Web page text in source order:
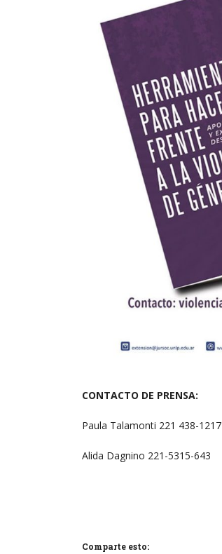
CONTACTO DE PRENSA:
Paula Talamonti 221 438-1217
Alida Dagnino 221-5315-643
Comparte esto: